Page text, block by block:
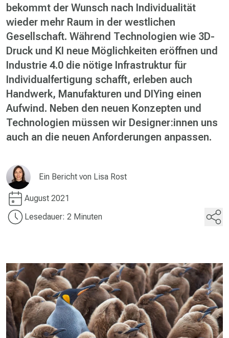
bekommt der Wunsch nach Individualität
wieder mehr Raum in der westlichen
Gesellschaft. Während Technologien wie 3D-
Druck und KI neue Möglichkeiten eröffnen und
Industrie 4.0 die nötige Infrastruktur für
Individualfertigung schafft, erleben auch
Handwerk, Manufakturen und DIYing einen
Aufwind. Neben den neuen Konzepten und
Technologien müssen wir Designer:innen uns
auch an die neuen Anforderungen anpassen.
Ein Bericht von Lisa Rost
August 2021
Lesedauer: 2 Minuten